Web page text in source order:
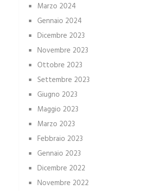
Marzo 2024
Gennaio 2024
Dicembre 2023
Novembre 2023
Ottobre 2023
Settembre 2023
Giugno 2023
Maggio 2023
Marzo 2023
Febbraio 2023
Gennaio 2023
Dicembre 2022
Novembre 2022